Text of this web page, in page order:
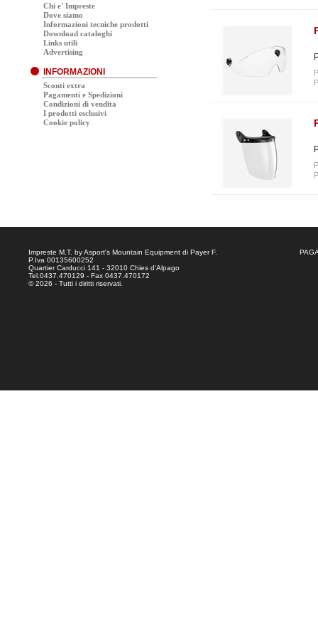
Chi e' Impreste
Dove siamo
Informazioni tecniche prodotti
Download cataloghi
Links utili
Advertising
INFORMAZIONI
Sconti extra
Pagamenti e Spedizioni
Condizioni di vendita
I prodotti esclusivi
Cookie policy
Impreste M.T. by Asport's Mountain Equipment di Payer F.
P.Iva 00135600252
Quartier Carducci 141 - 32010 Chies d'Alpago
Tel.0437.470129 - Fax 0437.470172
© 2026 - Tutti i diritti riservati.